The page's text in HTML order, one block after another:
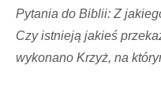
Pytania do Biblii: Z
Czy istnieją jakieś
wykonano Krzyż, na